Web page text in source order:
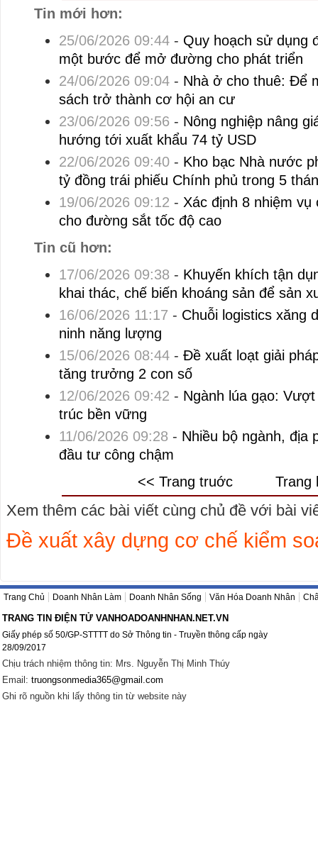
Tin mới hơn:
25/06/2026 09:44- Quy hoạch sử dụng
một bước để mở đường cho phát triển
24/06/2026 09:04- Nhà ở cho thuê: Để
sách trở thành cơ hội an cư
23/06/2026 09:56 - Nông nghiệp nâng
hướng tới xuất khẩu 74 tỷ USD
22/06/2026 09:40- Kho bạc Nhà nước
tỷ đồng trái phiếu Chính phủ trong 5
19/06/2026 09:12 - Xác định 8 nhiệm
cho đường sắt tốc độ cao
Tin cũ hơn:
17/06/2026 09:38 - Khuyến khích tận
khai thác, chế biến khoáng sản để sản
16/06/2026 11:17 - Chuỗi logistics xăng
ninh năng lượng
15/06/2026 08:44- Đề xuất loạt giải
tăng trưởng 2 con số
12/06/2026 09:42 - Ngành lúa gạo:
trúc bền vững
11/06/2026 09:28 - Nhiều bộ ngành, địa
đầu tư công chậm
<< Trang truớc
Trang
Xem thêm các bài viết cùng chủ đề với bài
Đề xuất xây dựng cơ chế kiểm
Trang Chủ Doanh Nhân Làm Doanh Nhân Sống Văn Hóa Doanh Nhân
TRANG TIN ĐIỆN TỬ VANHOADOANHNHAN.NET.VN
Giấy phép số 50/GP-STTTT do Sở Thông tin - Truyền thông cấp ngày
28/09/2017
Chịu trách nhiệm thông tin: Mrs. Nguyễn Thị Minh Thúy
Email: truongsonmedia365@gmail.com
Ghi rõ nguồn khi lấy thông tin từ website này